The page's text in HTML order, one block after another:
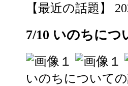
【最近の話題】
7/10 いのちにつ
いのちについて